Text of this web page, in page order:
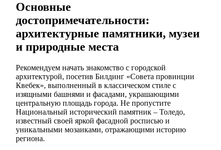
Основные
достопримечательности:
архитектурные памятники, музеи
и природные места
Рекомендуем начать знакомство с городской
архитектурой, посетив Билдинг «Совета провинции
Квебек», выполненный в классическом стиле с
изящными башнями и фасадами, украшающими
центральную площадь города. Не пропустите
Национальный исторический памятник – Толедо,
известный своей яркой фасадной росписью и
уникальными мозаиками, отражающими историю
региона.